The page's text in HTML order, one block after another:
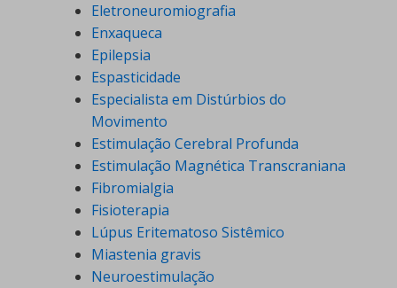
Eletroneuromiografia
Enxaqueca
Epilepsia
Espasticidade
Especialista em Distúrbios do
Movimento
Estimulação Cerebral Profunda
Estimulação Magnética Transcraniana
Fibromialgia
Fisioterapia
Lúpus Eritematoso Sistêmico
Miastenia gravis
Neuroestimulação